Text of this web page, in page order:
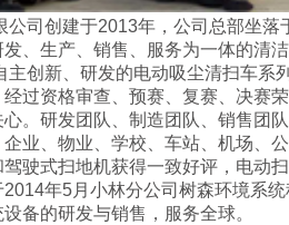
、生产、销售、服务为一体的清
新、研发的电动吸尘清扫车系
过资格审查、预赛、复赛、决赛
。研发团队、制造团队、销售团
业、物业、学校、车站、机场、
驶式扫地机获得一致好评，电动
年5月小林分公司树森环境系
设备的研发与销售，服务全球。